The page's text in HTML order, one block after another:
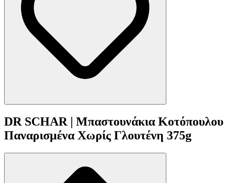
DR SCHAR | Μπαστουνάκια Κοτόπουλου
Παναρισμένα Χωρίς Γλουτένη 375g